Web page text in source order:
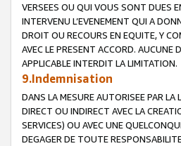
VERSEES OU QUI VOUS SONT DUES
INTERVENU L’EVENEMENT QUI A
DROIT OU RECOURS EN EQUITE, Y
AVEC LE PRESENT ACCORD.
APPLICABLE INTERDIT LA LIMITATION.
9.Indemnisation
DANS LA MESURE AUTORISEE PAR
DIRECT OU INDIRECT AVEC LA
SERVICES) OU AVEC UNE
DEGAGER DE TOUTE